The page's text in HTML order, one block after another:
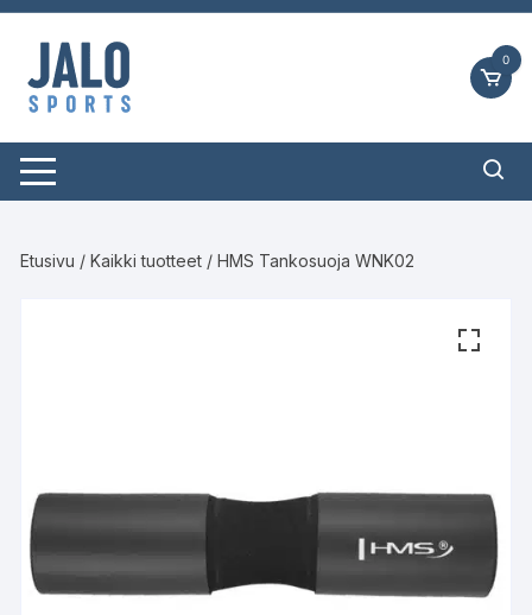
Siirry
suoraan
sisältöön
0
Etusivu /Kaikki tuotteet / HMS Tankosuoja WNK02